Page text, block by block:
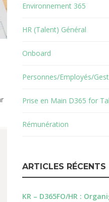
Environnement 365
HR (Talent) Général
Onboard
Personnes/Employés/
Prise en Main D365 for
Rémunération
ARTICLES RÉCENTS
KR – D365FO/HR :